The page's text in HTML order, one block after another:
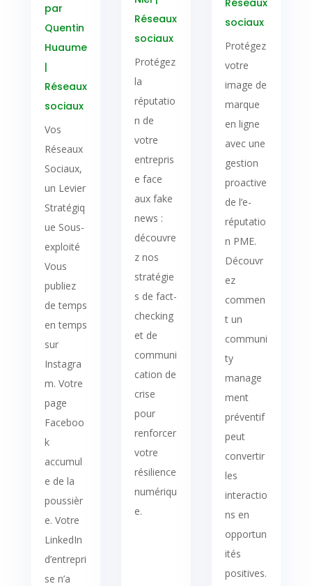
par
Quentin
Huaume
|
Réseaux
sociaux
Vos
Réseaux
Sociaux,
un Levier
Stratégiq
ue Sous-
exploité
Vous
publiez
de temps
en temps
sur
Instagra
m. Votre
page
Faceboo
k
accumul
e de la
poussièr
e. Votre
LinkedIn
d’entrepri
se n’a
Réseaux
sociaux
Protégez
la
réputatio
n de
votre
entrepris
e face
aux fake
news :
découvre
z nos
stratégie
s de fact-
checking
et de
communi
cation de
crise
pour
renforcer
votre
résilience
numériqu
e.
sociaux
Protégez
votre
image de
marque
en ligne
avec une
gestion
proactive
de l’e-
réputatio
n PME.
Découvr
ez
commen
t un
communi
ty
manage
ment
préventif
peut
convertir
les
interactio
ns en
opportun
ités
positives.